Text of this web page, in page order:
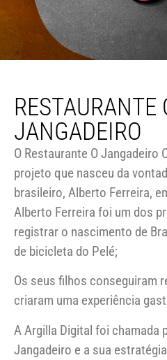
RESTAURANTE
JANGADEIRO
O Restaurante O Jangadeiro
projeto que nasceu da
brasileiro, Alberto Ferreira,
Alberto Ferreira foi um dos
registrar o nascimento de
de bicicleta do Pelé;
Os seus filhos conseguiram
criaram uma experiência
A Argilla Digital foi chamada
Jangadeiro e a sua